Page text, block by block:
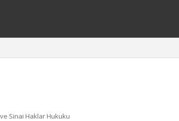
Sinai Haklar Hukuku